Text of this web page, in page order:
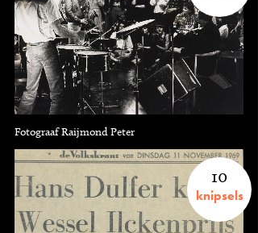
Fotograaf Raijmond Peter
10
knipsels